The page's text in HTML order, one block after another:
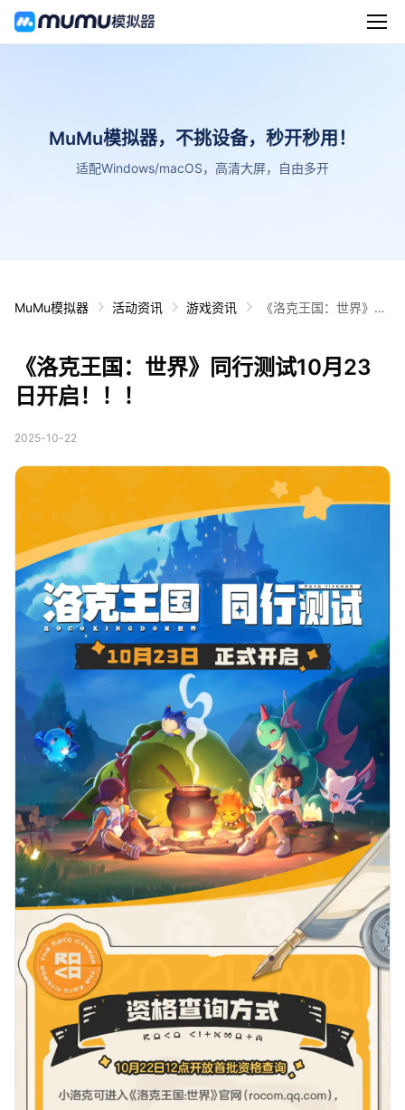
MuMu模拟器，不挑设备，秒开秒用！
适配Windows/macOS，高清大屏，自由多开
MuMu模拟器 活动资讯 游戏资讯
《洛克王国：世界》同
《洛克王国：世界》同行测试10月23
日开启！！！
2025-10-22